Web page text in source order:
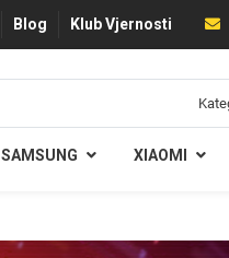
Blog Klub Vjernosti
SAMSUNG XIAOMI